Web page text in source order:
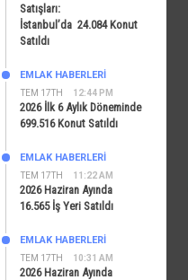
Satışları:
İstanbul’da 24.084 Konut
Satıldı
TEM 17TH 12:44 PM
EMLAK HABERLERI
2026 İlk 6 Aylık Döneminde
699.516 Konut Satıldı
TEM 17TH 11:22 AM
EMLAK HABERLERI
2026 Haziran Ayında
16.565 İş Yeri Satıldı
TEM 17TH 10:31 AM
EMLAK HABERLERI
2026 Haziran Ayında